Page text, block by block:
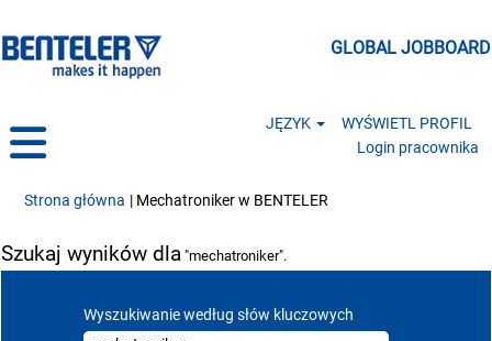
GLOBAL JOBBOARD
JĘZYK
WYŚWIETL PROFIL
Login pracownika
Strona główna | Mechatroniker w BENTELER
Szukaj wyników dla "mechatroniker".
Wyszukiwanie według słów kluczowych